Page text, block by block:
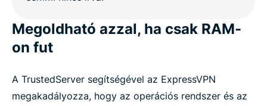
Megoldható azzal, ha csak RAM-
on fut
A TrustedServer segítségével az ExpressVPN
megakadályozza, hogy az operációs rendszer és az